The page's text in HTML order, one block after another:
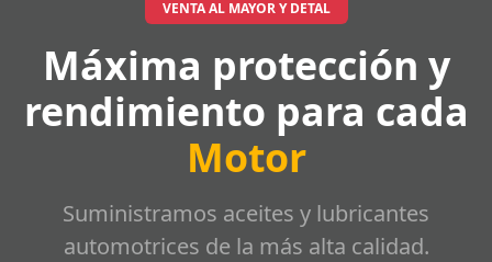
VENTA AL MAYOR Y DETAL
Máxima protección y
rendimiento para cada
Motor
Suministramos aceites y lubricantes
automotrices de la más alta calidad.